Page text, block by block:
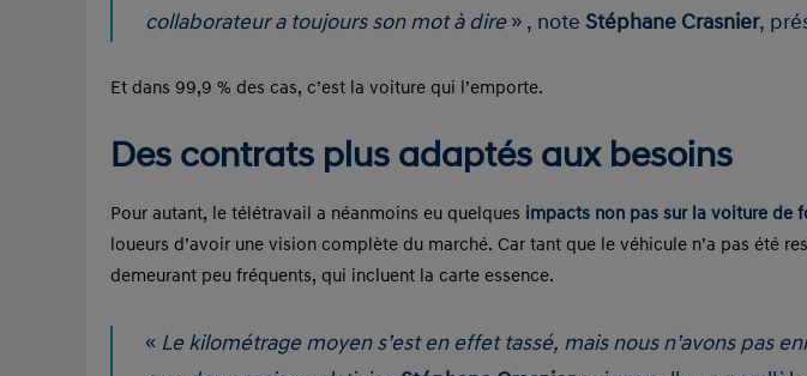
collaborateur a toujours son mot à dire » , note Stéphane Crasnier,
Et dans 99,9 % des cas, c’est la voiture qui l’emporte.
Des contrats plus adaptés aux besoins
Pour autant, le télétravail a néanmoins eu quelques impacts non pas sur la voiture de
loueurs d’avoir une vision complète du marché. Car tant que le véhicule n’a pas été
demeurant peu fréquents, qui incluent la carte essence.
« Le kilométrage moyen s’est en effet tassé, mais nous n’avons pas